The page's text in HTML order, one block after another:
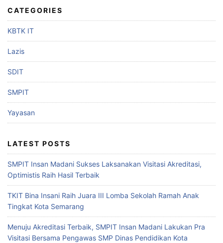
CATEGORIES
KBTK IT
Lazis
SDIT
SMPIT
Yayasan
LATEST POSTS
SMPIT Insan Madani Sukses Laksanakan Visitasi Akreditasi,
Optimistis Raih Hasil Terbaik
TKIT Bina Insani Raih Juara III Lomba Sekolah Ramah Anak
Tingkat Kota Semarang
Menuju Akreditasi Terbaik, SMPIT Insan Madani Lakukan Pra
Visitasi Bersama Pengawas SMP Dinas Pendidikan Kota